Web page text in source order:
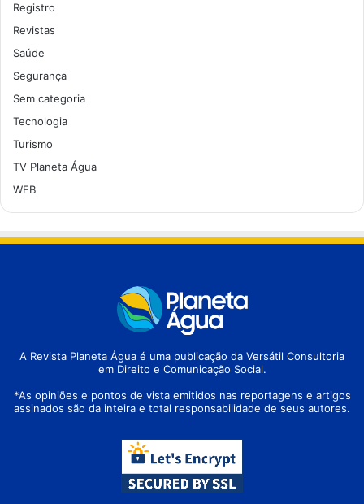
Registro
Revistas
Saúde
Segurança
Sem categoria
Tecnologia
Turismo
TV Planeta Água
WEB
A Revista Planeta Água é uma publicação da Versátil Consultoria
em Direito e Comunicação Social.
*As opiniões e pontos de vista emitidos nas reportagens e artigos
assinados são da inteira e total responsabilidade de seus autores.